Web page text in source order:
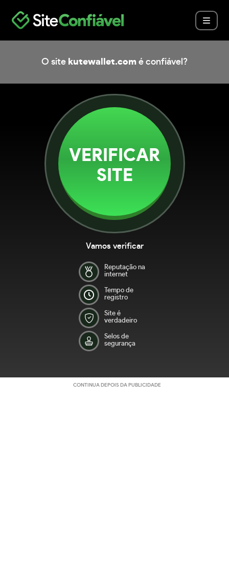
O site kutewallet.com é confiável?
VERIFICAR
SITE
Vamos verificar
Reputação na
internet
Tempo de
registro
Site é
verdadeiro
Selos de
segurança
CONTINUA DEPOIS DA PUBLICIDADE